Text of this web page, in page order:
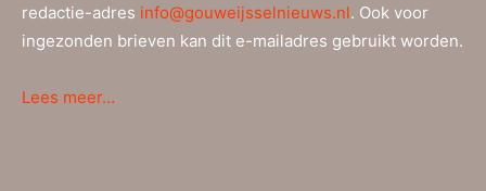
redactie-adres info@gouweijsselnieuws.nl. Ook voor
ingezonden brieven kan dit e-mailadres gebruikt worden.
Lees meer…